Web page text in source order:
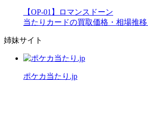
【OP-01】ロマンスドーン
当たりカードの買取価格・相場推
姉妹サイト
ポケカ当たり.jp